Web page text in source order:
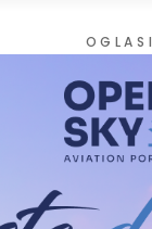
OGLASI